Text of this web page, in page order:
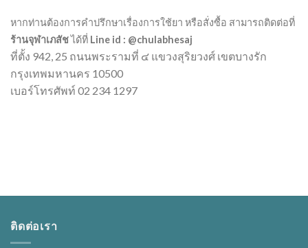
หากท่านต้องการคำปรึกษาเรื่องการใช้ยา หรือสั่งซื้อ สามารถติดต่อที่
ร้านจุฬาเภสัชได้ที่ Line id : @chulabhesaj
ที่ตั้ง 942, 25 ถนนพระรามที่ ๔ แขวงสุริยวงศ์ เขตบางรัก
กรุงเทพมหานคร 10500
เบอร์โทรศัพท์ 02 234 1297
ติดต่อเรา